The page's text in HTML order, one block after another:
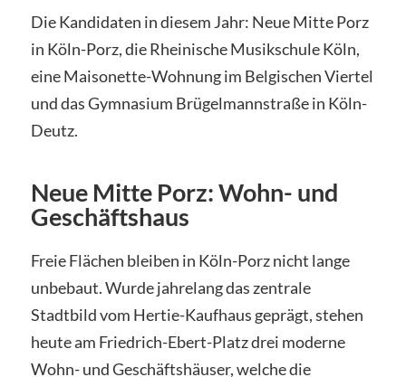
Die Kandidaten in diesem Jahr: Neue Mitte Porz
in Köln-Porz, die Rheinische Musikschule Köln,
eine Maisonette-Wohnung im Belgischen Viertel
und das Gymnasium Brügelmannstraße in Köln-
Deutz.
Neue Mitte Porz: Wohn- und
Geschäftshaus
Freie Flächen bleiben in Köln-Porz nicht lange
unbebaut. Wurde jahrelang das zentrale
Stadtbild vom Hertie-Kaufhaus geprägt, stehen
heute am Friedrich-Ebert-Platz drei moderne
Wohn- und Geschäftshäuser, welche die